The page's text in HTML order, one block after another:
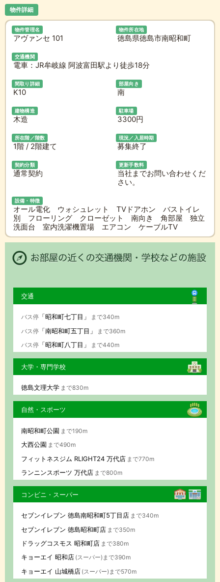
物件詳細
物件管理名
アヴァンセ 101
物件所在地
徳島県徳島市南昭和町
交通機関
電車：JR牟岐線 阿波富田駅より徒歩18分
間取り詳細
K10
部屋向き
南
建物構造
木造
駐車場
3300円
所在階／階数
1階 / 2階建て
現況／入居時期
募集終了
契約分類
通常契約
更新手数料
当社までお問い合わせくだ
さい。
設備・特徴
オール電化 ウォシュレット TVドアホン バストイレ
別 フローリング クローゼット 南向き 角部屋 独立
洗面台 室内洗濯機置場 エアコン ケーブルTV
交通
バス停「昭和町七丁目」
まで340m
バス停「南昭和町五丁目」
まで360m
バス停「昭和町八丁目」 まで440m
大学・専門学校
徳島文理大学 まで830m
自然・スポーツ
南昭和町公園 まで190m
大西公園 まで490m
フィットネスジム RLIGHT24 万代店 まで770m
ランニンスポーツ 万代店 まで800m
コンビニ・スーパー
セブンイレブン 徳島南昭和町5丁目店 まで340m
セブンイレブン 徳島昭和町店 まで350m
ドラッグコスモス 昭和町店 まで380m
キョーエイ 昭和店 (スーパー)まで390m
キョーエイ 山城橋店 (スーパー)まで570m